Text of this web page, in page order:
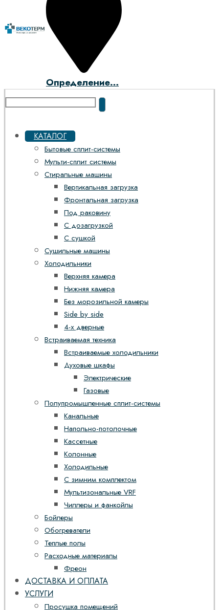
Определение...
КАТАЛОГ
Бытовые сплит-системы
Мульти-сплит системы
Стиральные машины
Вертикальная загрузка
Фронтальная загрузка
Под раковину
С дозагрузкой
С сушкой
Сушильные машины
Холодильники
Верхняя камера
Нижняя камера
Без морозильной камеры
Side by side
4-х дверные
Встраиваемая техника
Встраиваемые холодильники
Духовые шкафы
Электрические
Газовые
Полупромышленные сплит-системы
Канальные
Напольно-потолочные
Кассетные
Колонные
Холодильные
С зимним комплектом
Мультизональные VRF
Чиллеры и фанкойлы
Бойлеры
Обогреватели
Теплые полы
Расходные материалы
Фреон
ДОСТАВКА И ОПЛАТА
УСЛУГИ
Просушка помещений